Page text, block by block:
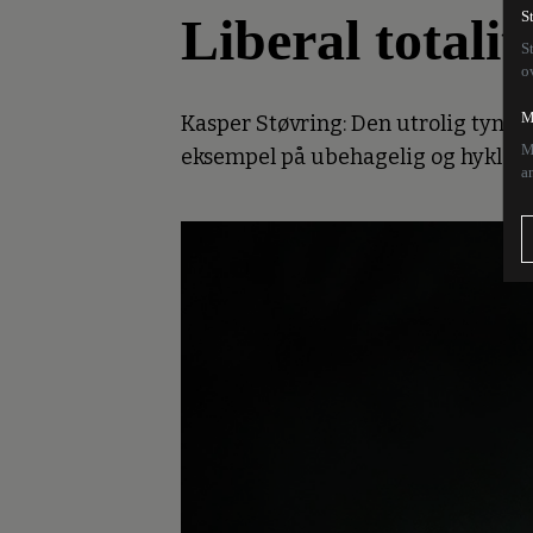
Liberal
Kasper Støvring: Den utrolig
eksempel på ubehagelig og